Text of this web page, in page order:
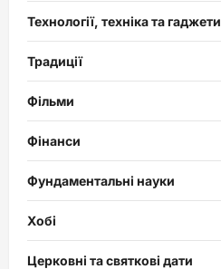
Технології, техніка та гаджети
Традиції
Фільми
Фінанси
Фундаментальні науки
Хобі
Церковні та святкові дати